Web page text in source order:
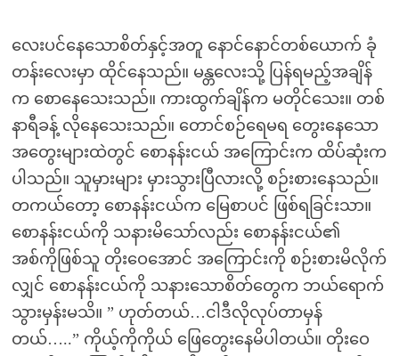
လေးပင်နေသောစိတ်နှင့်အတူ နောင်နောင်တစ်ယောက် ခုံ
တန်းလေးမှာ ထိုင်နေသည်။ မန္တလေးသို့ ပြန်ရမည့်အချိန်
က စောနေသေးသည်။ ကားထွက်ချိန်က မတိုင်သေး။ တစ်
နာရီခန့် လိုနေသေးသည်။ တောင်စဉ်ရေမရ တွေးနေသော
အတွေးများထဲတွင် စောနန်းငယ် အကြောင်းက ထိပ်ဆုံးက
ပါသည်။ သူမှားများ မှားသွားပြီလားလို့ စဉ်းစားနေသည်။
တကယ်တော့ စောနန်းငယ်က မြေစာပင် ဖြစ်ရခြင်းသာ။
စောနန်းငယ်ကို သနားမိသော်လည်း စောနန်းငယ်၏
အစ်ကိုဖြစ်သူ တိုးဝေအောင် အကြောင်းကို စဉ်းစားမိလိုက်
လျှင် စောနန်းငယ်ကို သနားသောစိတ်တွေက ဘယ်ရောက်
သွားမှန်းမသိ။ ” ဟုတ်တယ်…ငါဒီလိုလုပ်တာမှန်
တယ်…..” ကိုယ့်ကိုကိုယ် ဖြေတွေးနေမိပါတယ်။ တိုးဝေ